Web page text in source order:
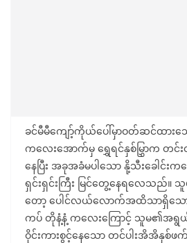
ခင်မီမီကျော့်ကိုယ်ပေါ်မှာဝတ်ဆင်ထားသ
ကလေးအောက်မှ ရွှေရင်နှစ်မြွှာက တင်
နေပြီး အခုအခံမပါသော နို့သီးခေါင်း
ရှင်းရှင်းကြီး မြင်တွေ့နေရလေသည်။ သူ
တော့ ပေါင်လယ်လောက်အထိသာရှိသော
ကပ် တိုနံ့နံ့ ကလေးကြောင့် သူမ၏အရွ
ဝိုင်းကားစွင့်နေသော တင်ပါးအိအိနှ